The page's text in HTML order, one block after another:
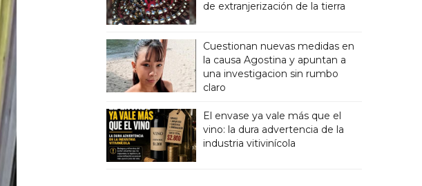
de extranjerización de la tierra
Cuestionan nuevas medidas en
la causa Agostina y apuntan a
una investigacion sin rumbo
claro
El envase ya vale más que el
vino: la dura advertencia de la
industria vitivinícola